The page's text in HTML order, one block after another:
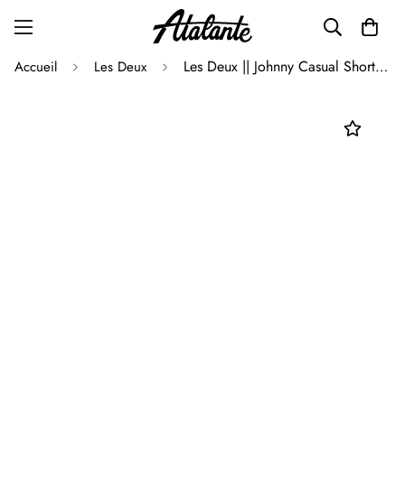
Accueil Les Deux Les Deux || Johnny Casual Shorts - Light Sand